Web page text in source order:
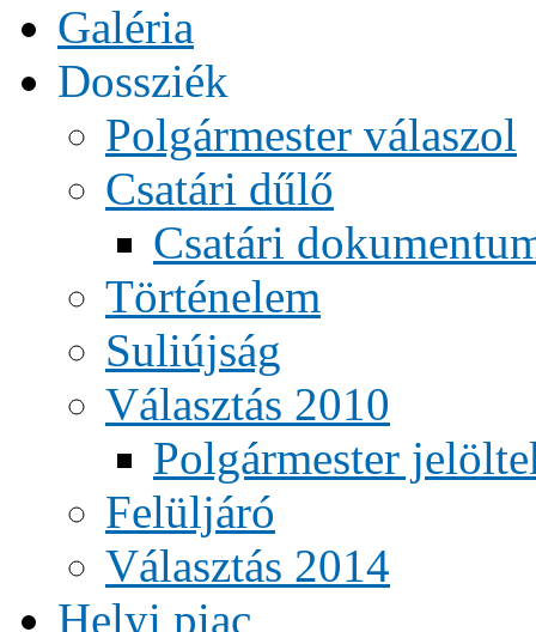
Galéria
Dossziék
Polgármester válaszol
Csatári dűlő
Csatári
Történelem
Suliújság
Választás 2010
Polgármester
Felüljáró
Választás 2014
Helyi piac